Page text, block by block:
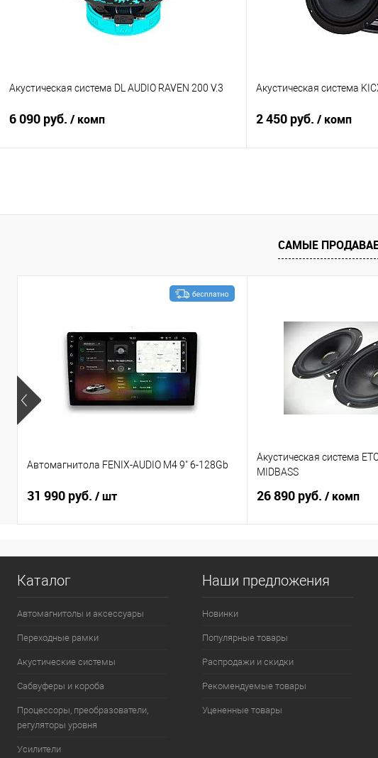
Акустическая система DL AUDIO RAVEN 200 V.3
6 090 руб. / комп
Сравнение В избранное
Акустическая система
2 450 руб. / комп
Сравнение
САМЫЕ
Автомагнитола FENIX-AUDIO M4 9" 6-128Gb
31 990 руб. / шт
Акустическая система
MIDBASS
26 890 руб. / комп
Каталог
Автомагнитолы и аксессуары
Переходные рамки
Акустические системы
Сабвуферы и короба
Процессоры, преобразователи,
регуляторы уровня
Усилители
Наши предложения
Новинки
Популярные товары
Распродажи и скидки
Рекомендуемые товары
Уцененные товары